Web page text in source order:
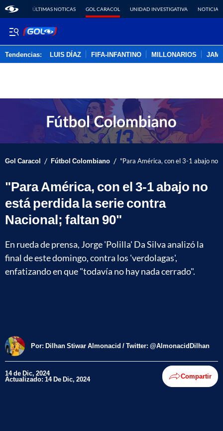
ÚLTIMAS NOTICAS GOL CARACOL UNIDAD INVESTIGATIVA NOTICIAS
Tendencias: LUIS DÍAZ FIFA-INFANTINO MILLONARIOS
Gol Caracol / Fútbol Colombiano / "Para América, con el 3-1 abajo no
"Para América, con el 3-1 abajo no
está perdida la serie contra
Nacional; faltan 90"
En rueda de prensa, Jorge 'Polilla' Da Silva analizó la
final de este domingo, contra los 'verdolagas',
enfatizando en que "todavía no hay nada cerrado".
Por: Dilhan Stiwar Almonacid / Twitter: @AlmonacidDilhan
14 de Dic, 2024
Actualizado: 14 De Dic, 2024 Compartir